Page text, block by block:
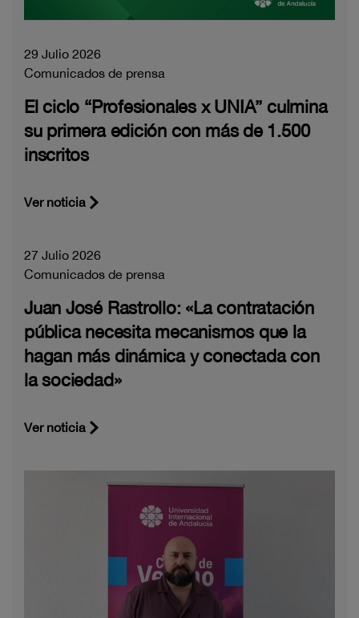
29 Julio 2026
Comunicados de prensa
El ciclo “Profesionales x UNIA” culmina
su primera edición con más de 1.500
inscritos
Ver noticia
27 Julio 2026
Comunicados de prensa
Juan José Rastrollo: «La contratación
pública necesita mecanismos que la
hagan más dinámica y conectada con
la sociedad»
Ver noticia